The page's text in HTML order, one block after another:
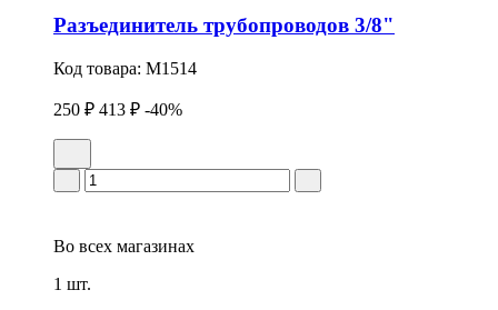
Разъединитель трубопроводов 3/8"
Код товара: M1514
250 ₽ 413 ₽ -40%
Во всех магазинах
1 шт.